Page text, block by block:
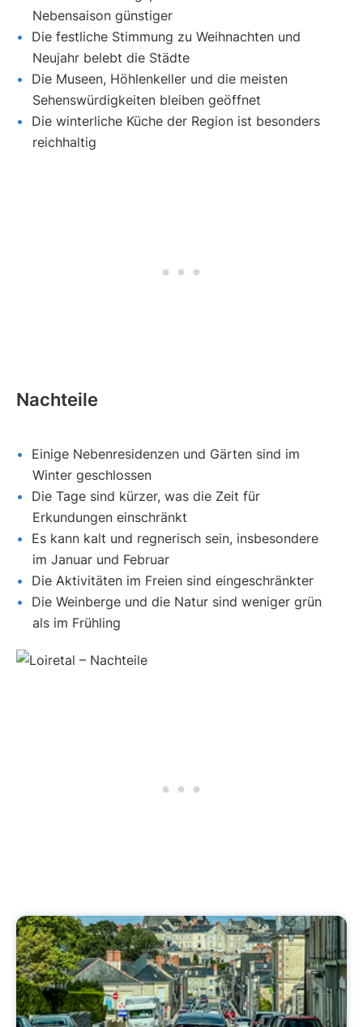
Nebensaison günstiger
Die festliche Stimmung zu Weihnachten und
Neujahr belebt die Städte
Die Museen, Höhlenkeller und die meisten
Sehenswürdigkeiten bleiben geöffnet
Die winterliche Küche der Region ist besonders
reichhaltig
Nachteile
Einige Nebenresidenzen und Gärten sind im
Winter geschlossen
Die Tage sind kürzer, was die Zeit für
Erkundungen einschränkt
Es kann kalt und regnerisch sein, insbesondere
im Januar und Februar
Die Aktivitäten im Freien sind eingeschränkter
Die Weinberge und die Natur sind weniger grün
als im Frühling